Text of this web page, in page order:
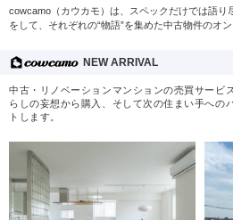
cowcamo（カウカモ）は、スペックだけでは語り
をして、それぞれの“物語”を集めた中古物件のオ
NEW ARRIVAL
中古・リノベーションマンションの売買サービ
らしの妄想から購入、そして次の住まい手への
トします。